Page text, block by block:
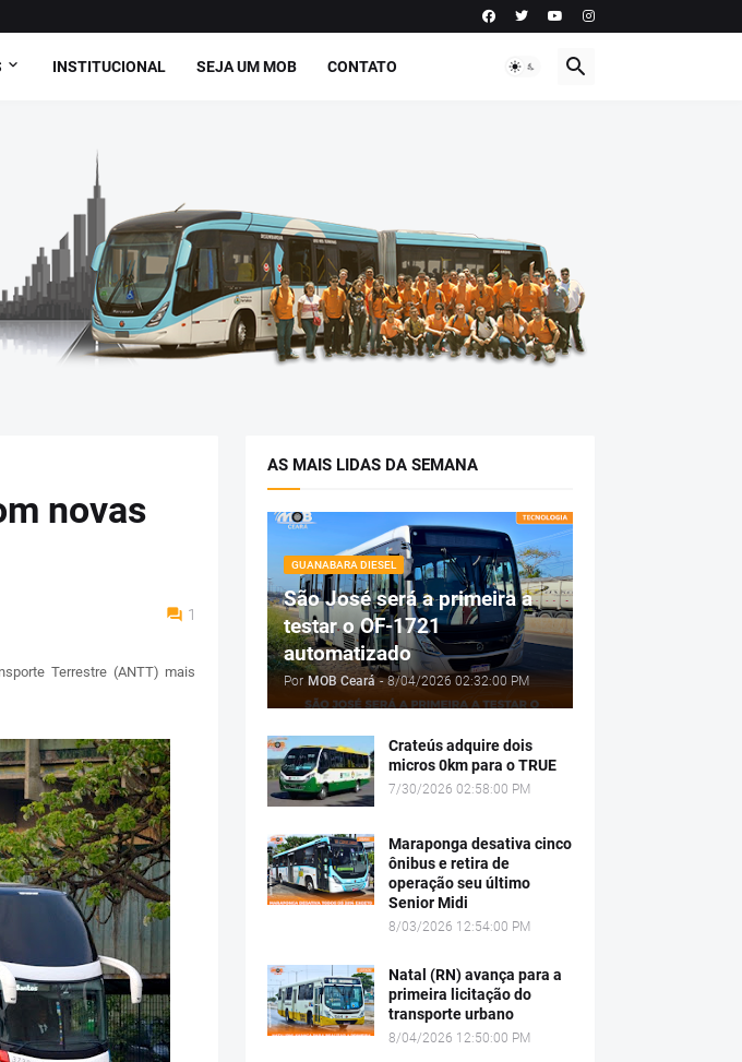
INSTITUCIONAL SEJA UM MOB CONTATO
novas
1
Terrestre (ANTT) mais
AS MAIS LIDAS DA SEMANA
GUANABARA DIESEL
São José será a primeira a
testar o OF-1721
automatizado
Por MOB Ceará - 8/04/2026 02:32:00 PM
Crateús adquire dois
micros 0km para o TRUE
7/30/2026 02:58:00 PM
Maraponga desativa cinco
ônibus e retira de
operação seu último
Senior Midi
8/03/2026 12:54:00 PM
Natal (RN) avança para a
primeira licitação do
transporte urbano
8/04/2026 12:50:00 PM